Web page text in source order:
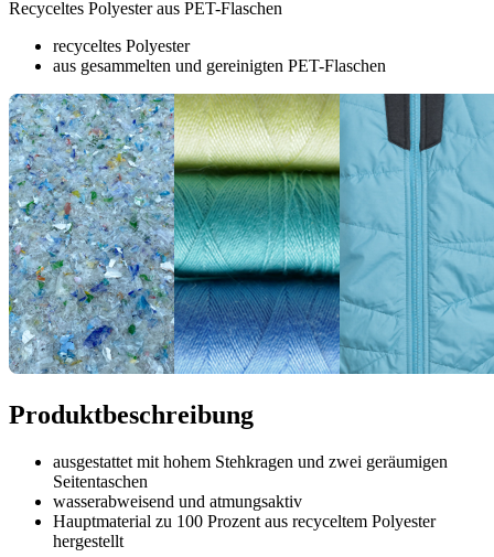
Recyceltes Polyester aus PET-Flaschen
recyceltes Polyester
aus gesammelten und gereinigten PET-Flaschen
Produktbeschreibung
ausgestattet mit hohem Stehkragen und zwei geräumigen
Seitentaschen
wasserabweisend und atmungsaktiv
Hauptmaterial zu 100 Prozent aus recyceltem Polyester
hergestellt